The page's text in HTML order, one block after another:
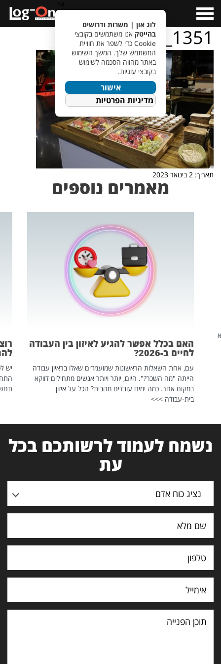
Menu
IMG_1351
תאריך: 2 בינואר 2023
מאמרים נוספים
האם בכלל אפשר להגיע לאיזון בין העבודה
לחיים ב-2026?
עם, אחת השאלות הראשונות שמועמדים שאלו בראיון עבודה
הייתה "מה השכר?". היום, יותר ויותר אנשים מתחילים דווקא
במקום אחר. כמה ימים עובדים מהבית? הכל על איזון
בית-עבודה >>>
יש
נשמח לעמוד לרשותכם בכל
עת
נציג כוח אדם
תוכן
הפנייה
לוג און | משרות ודרושים
בהייטק אנו משתמשים בקובצי
Cookie כדי לשפר את חוויית
המשתמש שלך. המשך השימוש
באתר מהווה הסכמה לשימוש
בקובצי עוגיות.
אישור
מדיניות הפרטיות